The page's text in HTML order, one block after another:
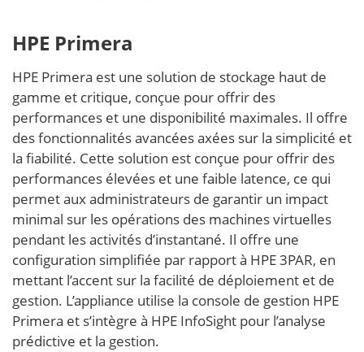
HPE Primera
HPE Primera est une solution de stockage haut de
gamme et critique, conçue pour offrir des
performances et une disponibilité maximales. Il offre
des fonctionnalités avancées axées sur la simplicité et
la fiabilité. Cette solution est conçue pour offrir des
performances élevées et une faible latence, ce qui
permet aux administrateurs de garantir un impact
minimal sur les opérations des machines virtuelles
pendant les activités d’instantané. Il offre une
configuration simplifiée par rapport à HPE 3PAR, en
mettant l’accent sur la facilité de déploiement et de
gestion. L’appliance utilise la console de gestion HPE
Primera et s’intègre à HPE InfoSight pour l’analyse
prédictive et la gestion.